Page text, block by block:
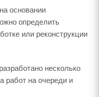
основании
определить
или реконструкции
несколько
работ на очереди и